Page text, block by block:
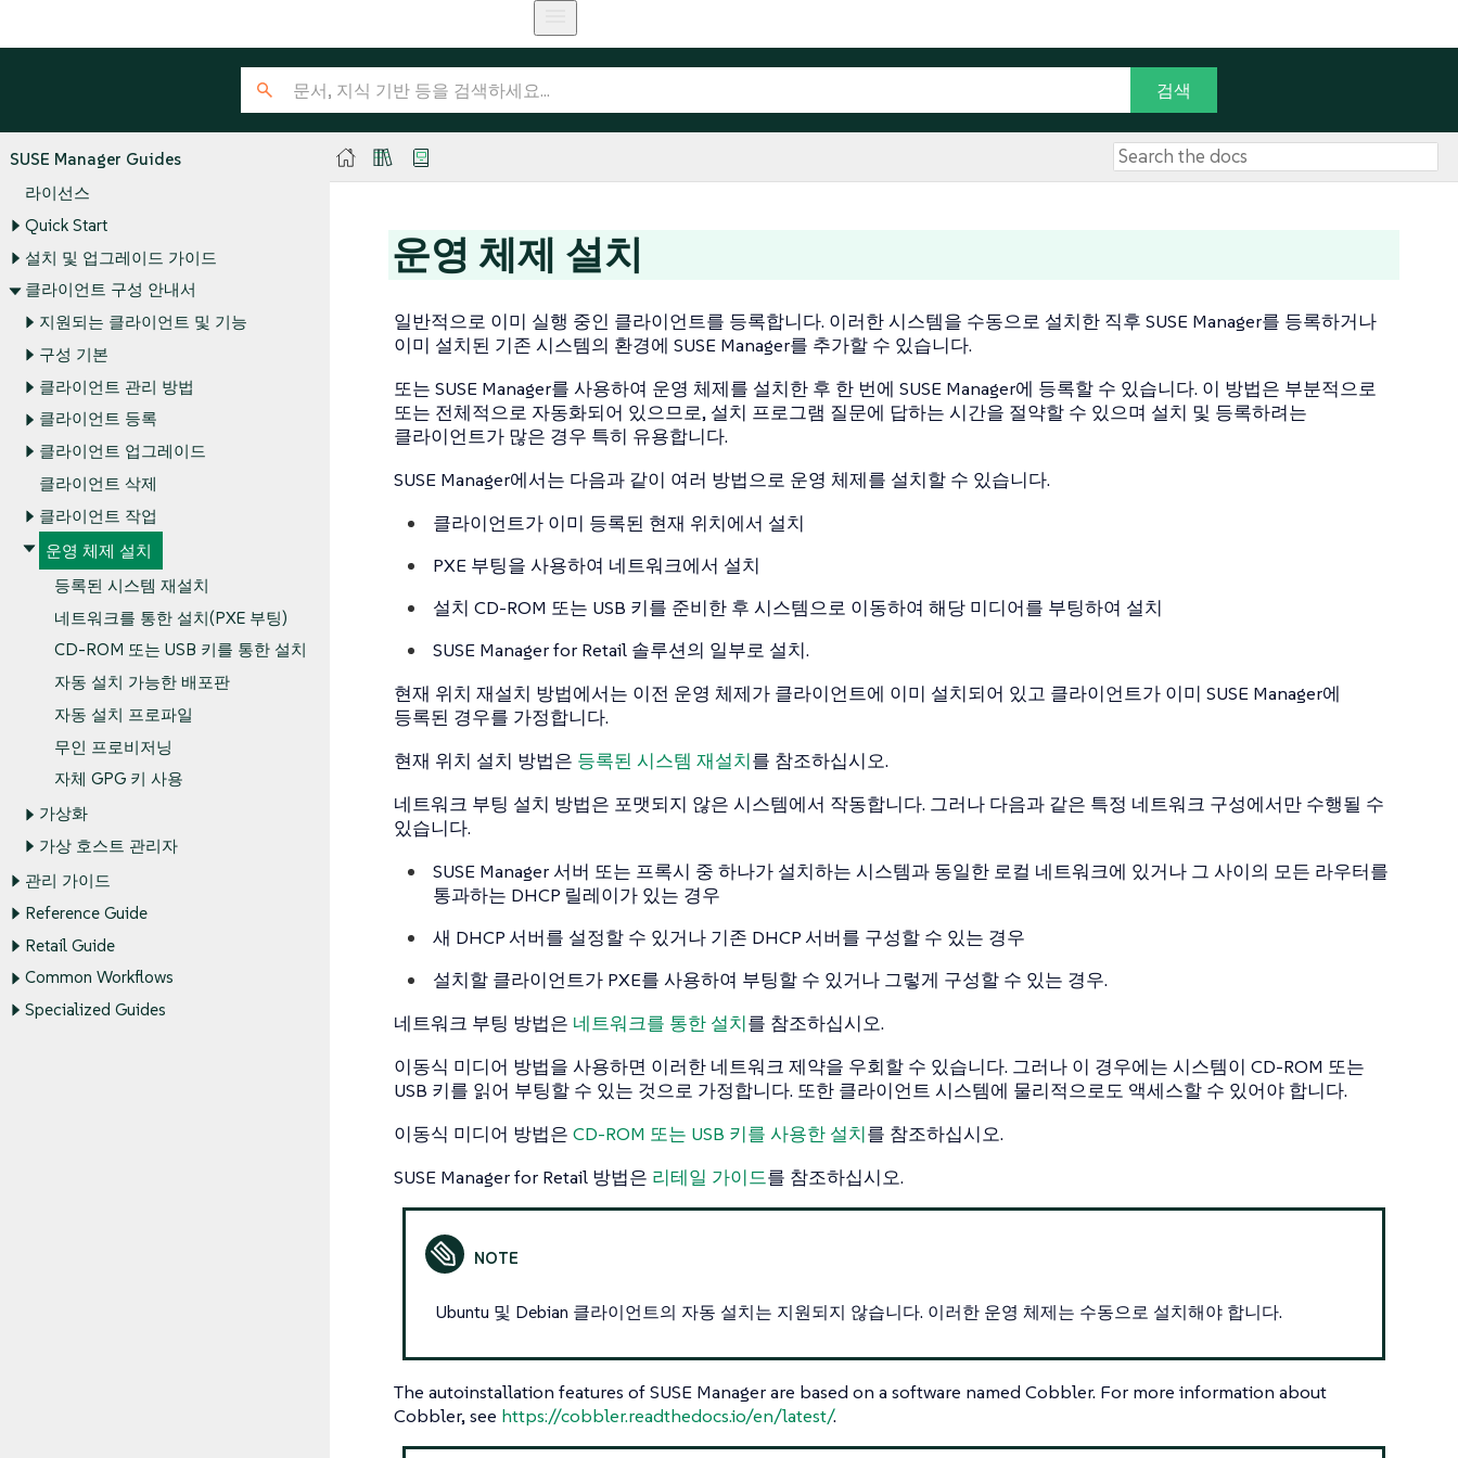
SUSE Manager Guides
라이선스
Quick Start
설치 및 업그레이드 가이드
클라이언트 구성 안내서
지원되는 클라이언트 및 기능
구성 기본
클라이언트 관리 방법
클라이언트 등록
클라이언트 업그레이드
클라이언트 삭제
클라이언트 작업
운영 체제 설치
등록된 시스템 재설치
네트워크를 통한 설치(PXE 부팅)
CD-ROM 또는 USB 키를 통한 설치
자동 설치 가능한 배포판
자동 설치 프로파일
무인 프로비저닝
자체 GPG 키 사용
가상화
가상 호스트 관리자
관리 가이드
Reference Guide
Retail Guide
Common Workflows
Specialized Guides
운영 체제 설치
일반적으로 이미 실행 중인 클라이언트를 등록합니다. 이러한 시스템을 수동으로 설치한 직후 SUSE Manager를 등록하거나
이미 설치된 기존 시스템의 환경에 SUSE Manager를 추가할 수 있습니다.
또는 SUSE Manager를 사용하여 운영 체제를 설치한 후 한 번에 SUSE Manager에 등록할 수 있습니다. 이 방법은 부분적으로
또는 전체적으로 자동화되어 있으므로, 설치 프로그램 질문에 답하는 시간을 절약할 수 있으며 설치 및 등록하려는
클라이언트가 많은 경우 특히 유용합니다.
SUSE Manager에서는 다음과 같이 여러 방법으로 운영 체제를 설치할 수 있습니다.
클라이언트가 이미 등록된 현재 위치에서 설치
PXE 부팅을 사용하여 네트워크에서 설치
설치 CD-ROM 또는 USB 키를 준비한 후 시스템으로 이동하여 해당 미디어를 부팅하여 설치
SUSE Manager for Retail 솔루션의 일부로 설치.
현재 위치 재설치 방법에서는 이전 운영 체제가 클라이언트에 이미 설치되어 있고 클라이언트가 이미 SUSE Manager에
등록된 경우를 가정합니다.
현재 위치 설치 방법은 등록된 시스템 재설치를 참조하십시오.
네트워크 부팅 설치 방법은 포맷되지 않은 시스템에서 작동합니다. 그러나 다음과 같은 특정 네트워크 구성에서만 수행될 수
있습니다.
SUSE Manager 서버 또는 프록시 중 하나가 설치하는 시스템과 동일한 로컬 네트워크에 있거나 그 사이의 모든 라우터를
통과하는 DHCP 릴레이가 있는 경우
새 DHCP 서버를 설정할 수 있거나 기존 DHCP 서버를 구성할 수 있는 경우
설치할 클라이언트가 PXE를 사용하여 부팅할 수 있거나 그렇게 구성할 수 있는 경우.
네트워크 부팅 방법은 네트워크를 통한 설치를 참조하십시오.
이동식 미디어 방법을 사용하면 이러한 네트워크 제약을 우회할 수 있습니다. 그러나 이 경우에는 시스템이 CD-ROM 또는
USB 키를 읽어 부팅할 수 있는 것으로 가정합니다. 또한 클라이언트 시스템에 물리적으로도 액세스할 수 있어야 합니다.
이동식 미디어 방법은 CD-ROM 또는 USB 키를 사용한 설치를 참조하십시오.
SUSE Manager for Retail 방법은 리테일 가이드를 참조하십시오.
Ubuntu 및 Debian 클라이언트의 자동 설치는 지원되지 않습니다. 이러한 운영 체제는 수동으로 설치해야 합니다.
The autoinstallation features of SUSE Manager are based on a software named Cobbler. For more information about
Cobbler, see https://cobbler.readthedocs.io/en/latest/.